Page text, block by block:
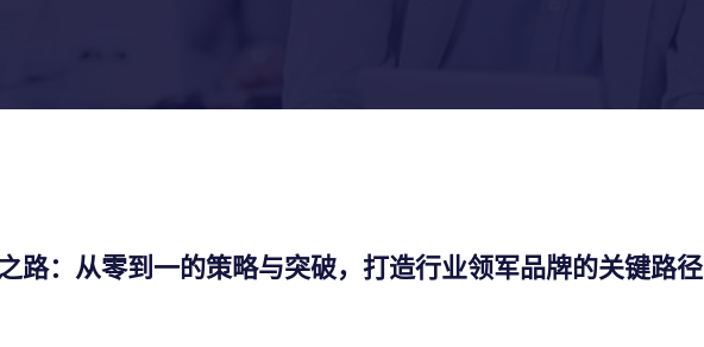
路：从零到一的策略与突破，打造行业领军品牌的关键路径